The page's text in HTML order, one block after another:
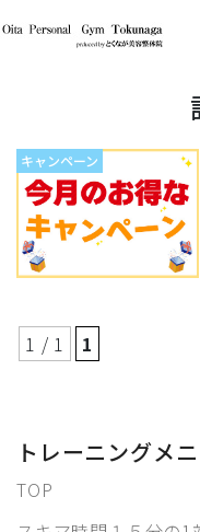
キャンペーン
1 / 1 1
トレーニングメ
TOP